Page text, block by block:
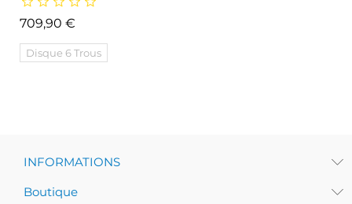
709,90 €
Disque 6 Trous
INFORMATIONS
Boutique